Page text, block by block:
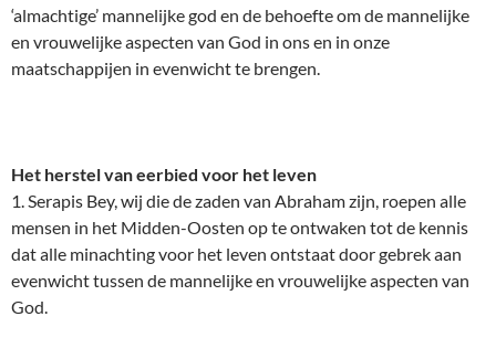
‘almachtige’ mannelijke god en de behoefte om de mannelijke
en vrouwelijke aspecten van God in ons en in onze
maatschappijen in evenwicht te brengen.
Het herstel van eerbied voor het leven
1. Serapis Bey, wij die de zaden van Abraham zijn, roepen alle
mensen in het Midden-Oosten op te ontwaken tot de kennis
dat alle minachting voor het leven ontstaat door gebrek aan
evenwicht tussen de mannelijke en vrouwelijke aspecten van
God.